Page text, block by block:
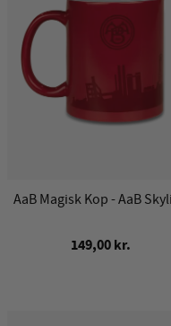
AaB Magisk Kop - AaB
149,00 kr.